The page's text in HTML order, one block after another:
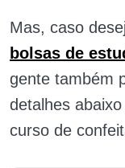
Mas, caso
bolsas de
gente também
detalhes
curso de